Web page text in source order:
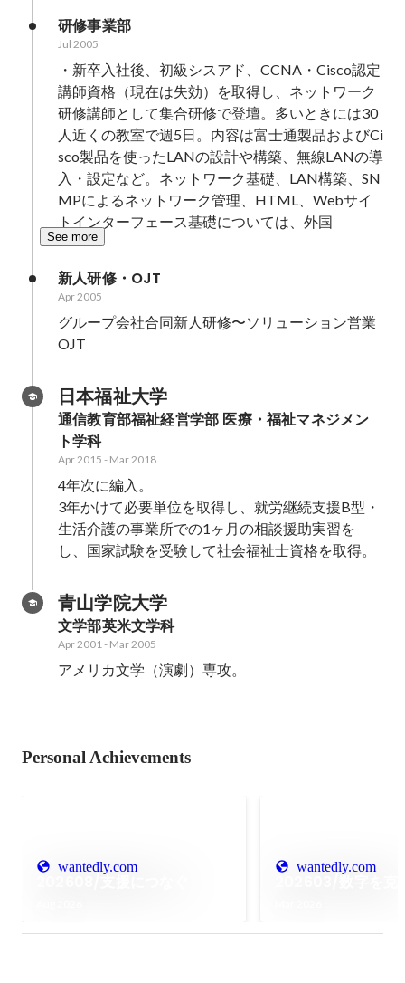
研修事業部
Jul 2005
・新卒入社後、初級シスアド、CCNA・Cisco認定
講師資格（現在は失効）を取得し、ネットワーク
研修講師として集合研修で登壇。多いときには30
人近くの教室で週5日。内容は富士通製品およびCi
sco製品を使ったLANの設計や構築、無線LANの導
入・設定など。ネットワーク基礎、LAN構築、SN
MPによるネットワーク管理、HTML、Webサイ
トインターフェース基礎については、外国
See more
新人研修・OJT
Apr 2005
グループ会社合同新人研修〜ソリューション営業
OJT
日本福祉大学
通信教育部福祉経営学部 医療・福祉マネジメン
ト学科
Apr 2015 - Mar 2018
4年次に編入。
3年かけて必要単位を取得し、就労継続支援B型・
生活介護の事業所での1ヶ月の相談援助実習を
し、国家試験を受験して社会福祉士資格を取得。
青山学院大学
文学部英米文学科
Apr 2001 - Mar 2005
アメリカ文学（演劇）専攻。
Personal Achievements
wantedly.com wantedly.com